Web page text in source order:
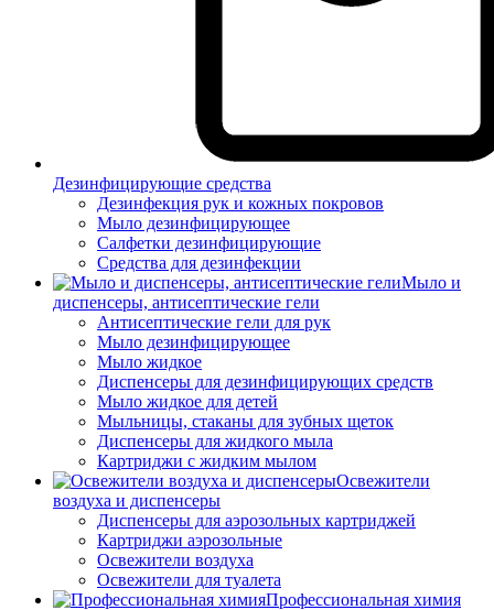
Дезинфицирующие средства
Дезинфекция рук и кожных покровов
Мыло дезинфицирующее
Салфетки дезинфицирующие
Средства для дезинфекции
Мыло и
диспенсеры, антисептические гели
Антисептические гели для рук
Мыло дезинфицирующее
Мыло жидкое
Диспенсеры для дезинфицирующих средств
Мыло жидкое для детей
Мыльницы, стаканы для зубных щеток
Диспенсеры для жидкого мыла
Картриджи с жидким мылом
Освежители
воздуха и диспенсеры
Диспенсеры для аэрозольных картриджей
Картриджи аэрозольные
Освежители воздуха
Освежители для туалета
Профессиональная химия